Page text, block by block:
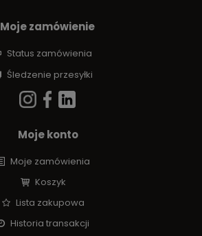
Moje zamówienie
Status zamówienia
Śledzenie przesyłki
Moje konto
Moje zamówienia
Koszyk
Lista zakupowa
Historia transakcji